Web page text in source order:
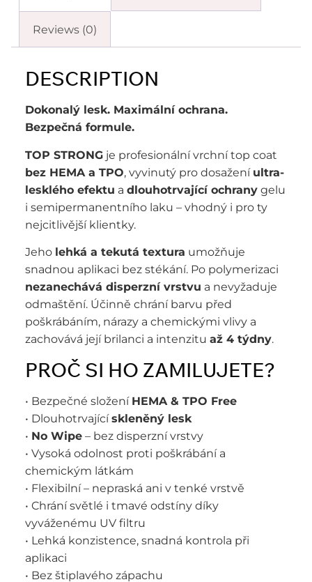
Reviews (0)
DESCRIPTION
Dokonalý lesk. Maximální ochrana.
Bezpečná formule.
TOP STRONG je profesionální vrchní top coat
bez HEMA a TPO, vyvinutý pro dosažení ultra-
lesklého efektu a dlouhotrvající ochrany gelu
i semipermanentního laku – vhodný i pro ty
nejcitlivější klientky.
Jeho lehká a tekutá textura umožňuje
snadnou aplikaci bez stékání. Po polymerizaci
nezanechává disperzní vrstvu a nevyžaduje
odmaštění. Účinně chrání barvu před
poškrábáním, nárazy a chemickými vlivy a
zachovává její brilanci a intenzitu až 4 týdny.
PROČ SI HO ZAMILUJETE?
• Bezpečné složení HEMA & TPO Free
• Dlouhotrvajícískleněný lesk
• No Wipe – bez disperzní vrstvy
• Vysoká odolnost proti poškrábání a
chemickým látkám
• Flexibilní – nepraská ani v tenké vrstvě
• Chrání světlé i tmavé odstíny díky
vyváženému UV filtru
• Lehká konzistence, snadná kontrola při
aplikaci
• Bez štiplavého zápachu